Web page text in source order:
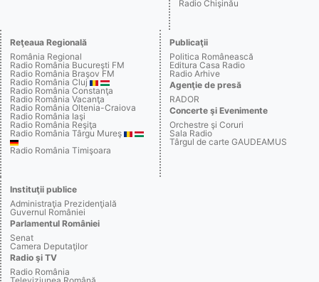
Radio Chişinău
Reţeaua Regională
România Regional
Radio România Bucureşti FM
Radio România Braşov FM
Radio România Cluj
Radio România Constanţa
Radio România Vacanţa
Radio România Oltenia-Craiova
Radio România Iaşi
Radio România Reşiţa
Radio România Târgu Mureş
Radio România Timişoara
Publicaţii
Politica Românească
Editura Casa Radio
Radio Arhive
Agenţie de presă
RADOR
Concerte şi Evenimente
Orchestre şi Coruri
Sala Radio
Târgul de carte GAUDEAMUS
Instituţii publice
Administraţia Prezidenţială
Guvernul României
Parlamentul României
Senat
Camera Deputaţilor
Radio şi TV
Radio România